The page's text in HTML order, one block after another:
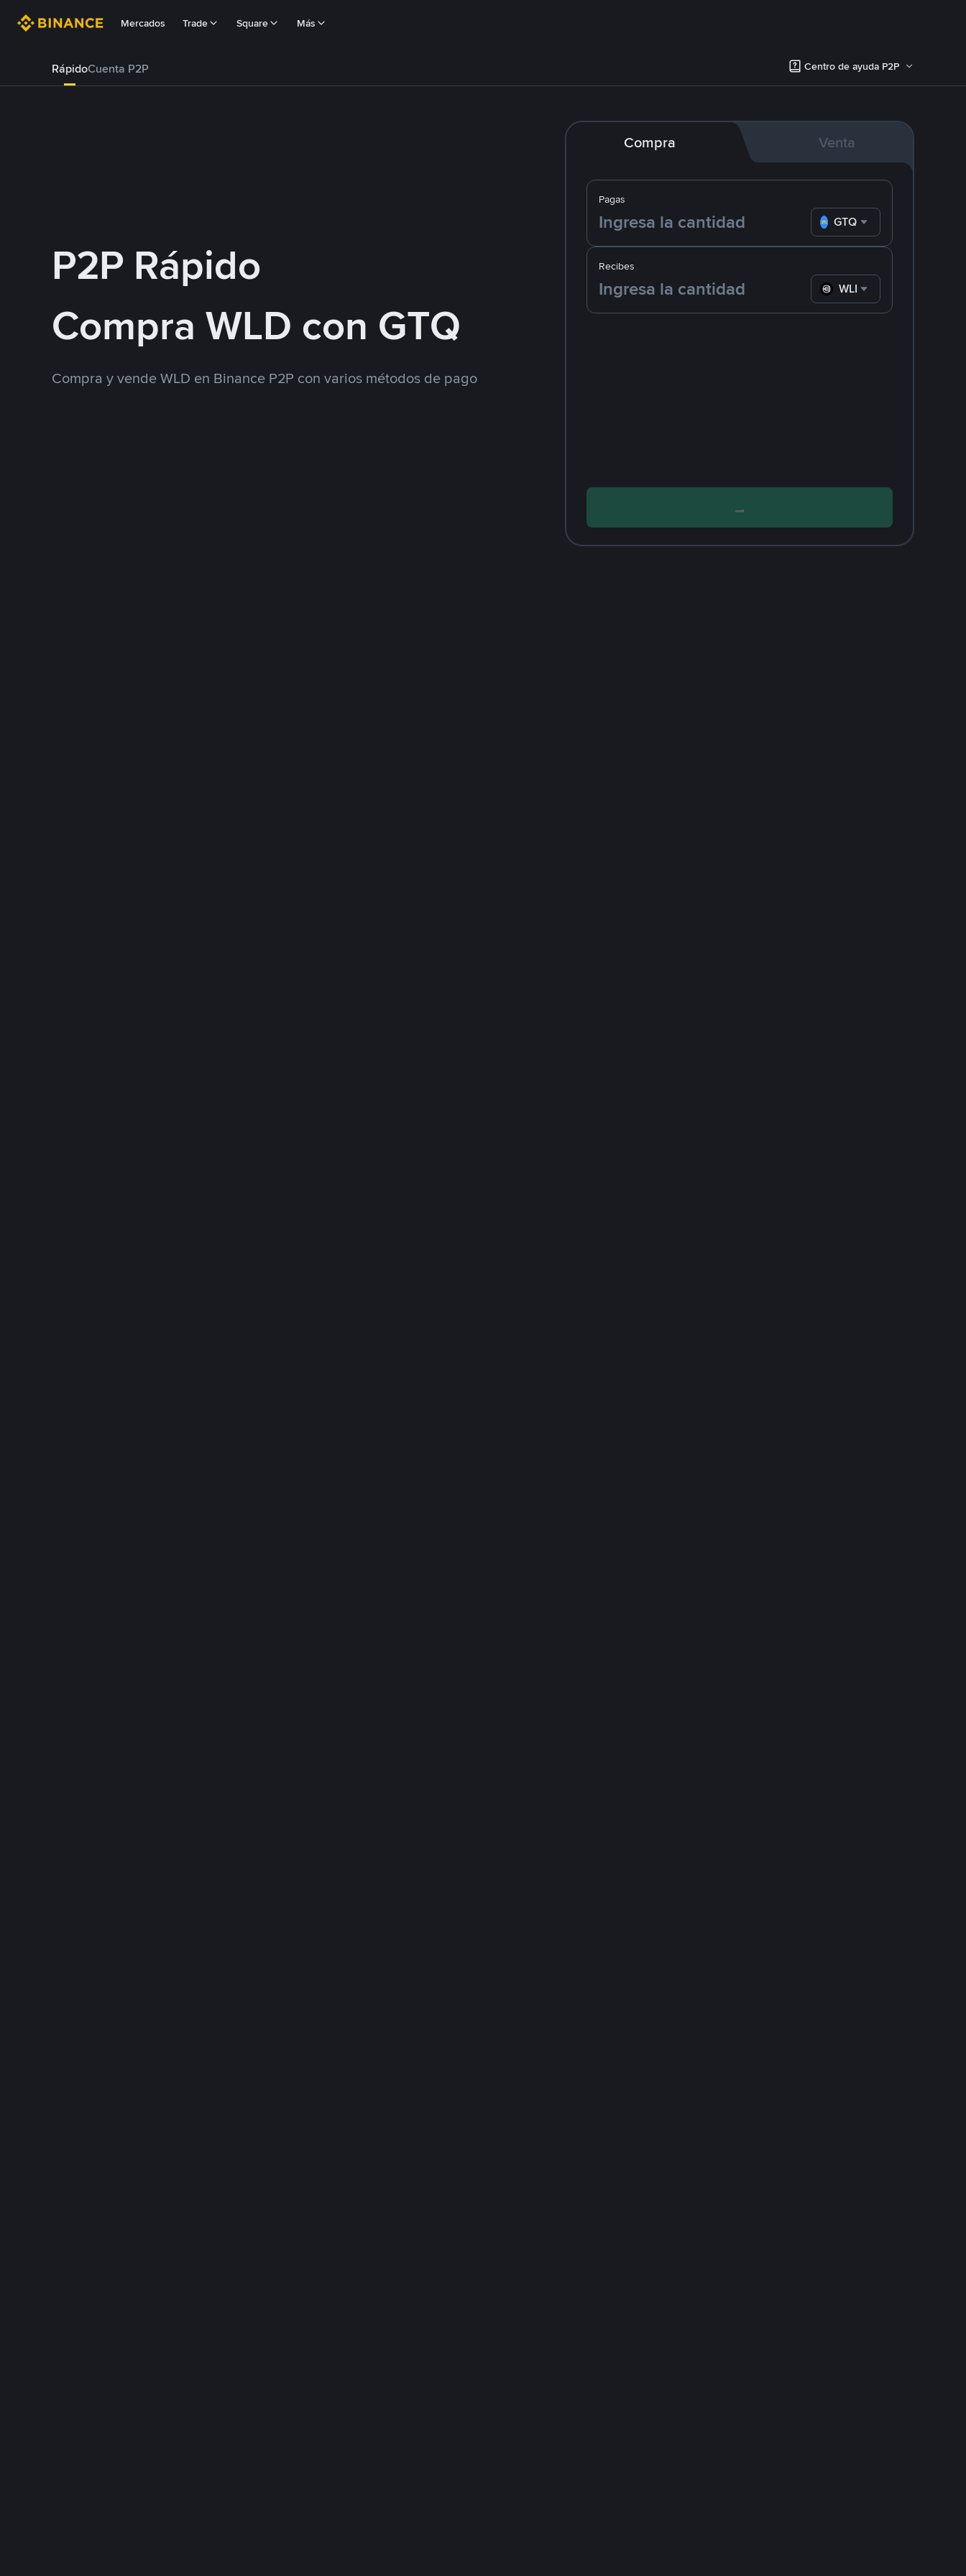
Mercados Trade Square Más
RápidoCuenta P2P Centro de ayuda P2P
P2P Rápido
Compra WLD con GTQ
Compra y vende WLD en Binance P2P con varios métodos de pago
Compra Venta
Pagas
GTQ
Recibes
WLD